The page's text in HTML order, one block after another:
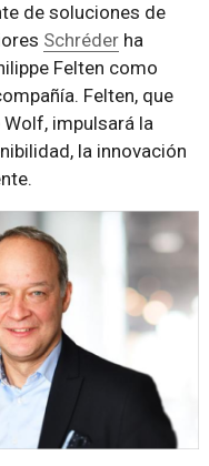
de soluciones de
Schréderha
Felten como
Felten, que
impulsará la
la innovación